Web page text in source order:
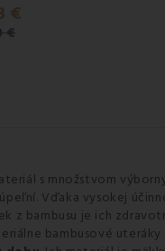
€
€
s množstvom
Vďaka vysokej
z bambusu je ich
bambusové uteráky